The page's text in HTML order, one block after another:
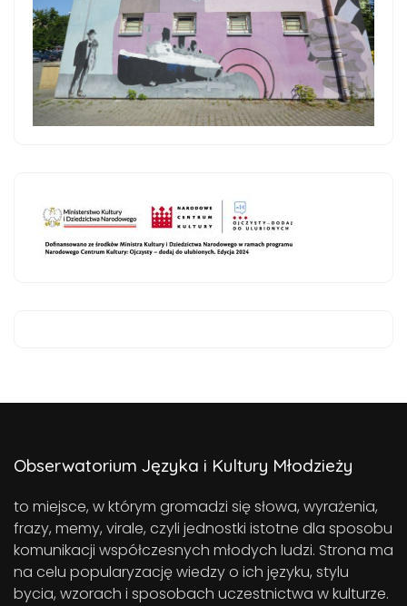
Obserwatorium Języka i Kultury Młodzieży
to miejsce, w którym gromadzi się słowa, wyrażenia,
frazy, memy, virale, czyli jednostki istotne dla sposobu
komunikacji współczesnych młodych ludzi. Strona ma
na celu popularyzację wiedzy o ich języku, stylu
bycia, wzorach i sposobach uczestnictwa w kulturze.